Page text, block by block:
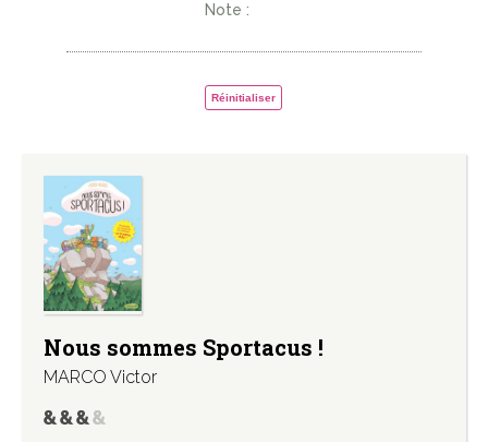
Note :
Réinitialiser
Nous sommes Sportacus !
MARCO Victor